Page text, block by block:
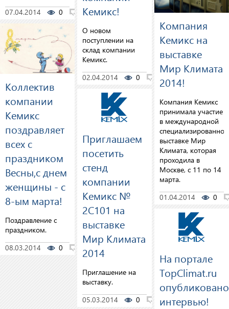
07.04.2014
0 0
Коллектив
компании
Кемикс
поздравляет
всех с
праздником
Весны,с днем
женщины - с
8-ым марта!
Поздравление с
праздником.
08.03.2014
0 0
Кемикс!
О новом
поступлении на
склад компании
Кемикс.
02.04.2014
0 0
Приглашаем
посетить
стенд
компании
Кемикс №
2C101 на
выставке
Мир Климата
2014
Приглашение на
выставку.
05.03.2014
0 0
Компания
Кемикс на
выставке
Мир Климата
2014!
Компания Кемикс
принимала участие
в международной
специализированной
выставке Мир
Климата, которая
проходила в
Москве, с 11 по 14
марта.
01.04.2014
0
На портале
TopClimat.ru
опубликовано
интервью!